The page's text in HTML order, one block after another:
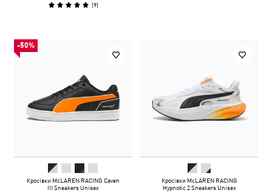
(9)
-50%
Кросівки McLAREN RACING Caven
III Sneakers Unisex
Кросівки McLAREN RACING
Hypnotic 2 Sneakers Unisex